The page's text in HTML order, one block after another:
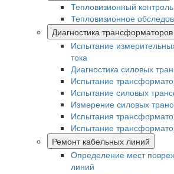
Тепловизионный контроль
Тепловизионное
Диагностика трансформаторов
Испытание
тока
Диагностика силовых
Испытание
Испытание силовых
Измерение силовых
Испытания
Испытание
Ремонт кабельных линий
Определение мест
линий